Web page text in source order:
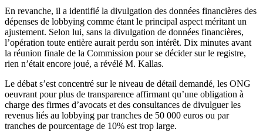
En revanche, il a identifié la divulgation des données financières des
dépenses de lobbying comme étant le principal aspect méritant un
ajustement. Selon lui, sans la divulgation de données financières,
l’opération toute entière aurait perdu son intérêt. Dix minutes avant
la réunion finale de la Commission pour se décider sur le registre,
rien n’était encore joué, a révélé M. Kallas.
Le débat s’est concentré sur le niveau de détail demandé, les ONG
oeuvrant pour plus de transparence affirmant qu’une obligation à
charge des firmes d’avocats et des consultances de divulguer les
revenus liés au lobbying par tranches de 50 000 euros ou par
tranches de pourcentage de 10% est trop large.